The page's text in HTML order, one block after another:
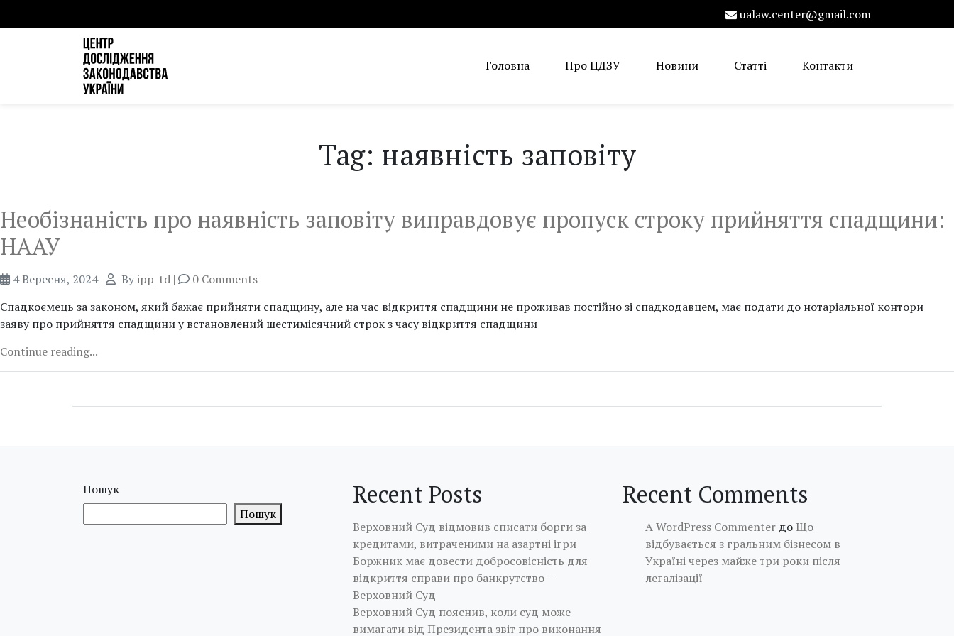
ualaw.center@gmail.com
Головна Про ЦДЗУ Новини Статті Контакти
Tag: наявність заповіту
Необізнаність про наявність заповіту виправдовує пропуск строку прийняття спадщини:
НААУ
4 Вересня, 2024| Byipp_td |
0 Comments
Спадкоємець за законом, який бажає прийняти спадщину, але на час відкриття спадщини не проживав постійно зі спадкодавцем, має подати до нотаріальної контори
заяву про прийняття спадщини у встановлений шестимісячний строк з часу відкриття спадщини
Continue reading...
Пошук
Пошук
Recent Posts
Верховний Суд відмовив списати борги за
кредитами, витраченими на азартні ігри
Боржник має довести добросовісність для
відкриття справи про банкрутство –
Верховний Суд
Верховний Суд пояснив, коли суд може
вимагати від Президента звіт про виконання
Recent Comments
A WordPress Commenter до Що
відбувається з гральним бізнесом в
Україні через майже три роки після
легалізації